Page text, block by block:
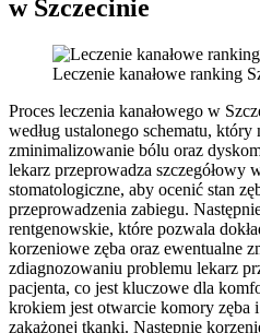
w Szczecinie
Leczenie kanałowe ranking
Proces leczenia kanałowego w
według ustalonego schematu, który
zminimalizowanie bólu oraz
lekarz przeprowadza szczegółowy
stomatologiczne, aby ocenić stan
przeprowadzenia zabiegu.
rentgenowskie, które pozwala
korzeniowe zęba oraz ewentualne
zdiagnozowaniu problemu lekarz
pacjenta, co jest kluczowe dla
krokiem jest otwarcie komory zęba
zakażonej tkanki. Następnie